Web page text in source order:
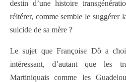
destin d’une histoire
réitérer, comme semble le suggérer
suicide de sa mère ?
Le sujet que Françoise Dô a
intéressant, d’autant que les
Martiniquais comme les